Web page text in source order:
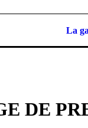
La
DE